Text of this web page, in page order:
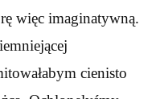
więc imaginatywną.
cienisto